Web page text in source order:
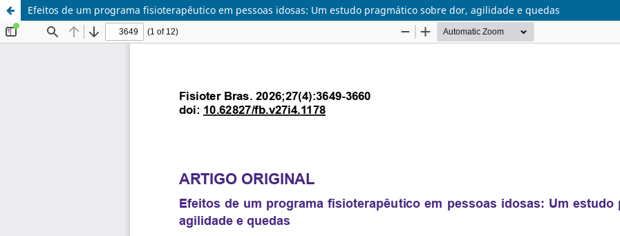
Efeitos de um programa fisioterapêutico em pessoas idosas: Um estudo pragmático sobre dor, agilidade e quedas